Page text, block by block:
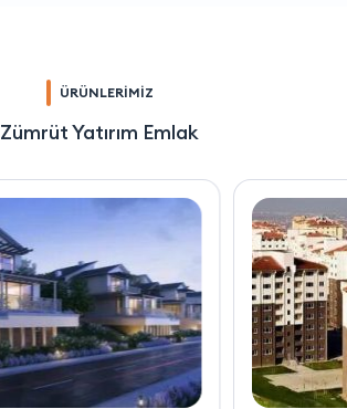
ÜRÜNLERİMİZ
Zümrüt Yatırım Emlak